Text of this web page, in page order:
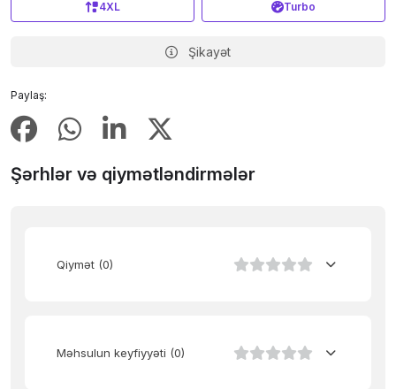
Paylaş:
4XL Turbo
Şikayət
Şərhlər və qiymətləndirmələr
Qiymət (0)
Məhsulun keyfiyyəti (0)